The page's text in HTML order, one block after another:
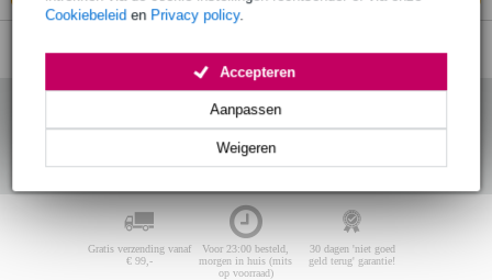
Cookiebeleid en Privacy policy.
Weigeren
Aanpassen
Accepteren
Gratis verzending vanaf
€ 99,-
Voor 23:00 besteld,
morgen in huis (mits
op voorraad)
30 dagen 'niet goed
geld terug' garantie!